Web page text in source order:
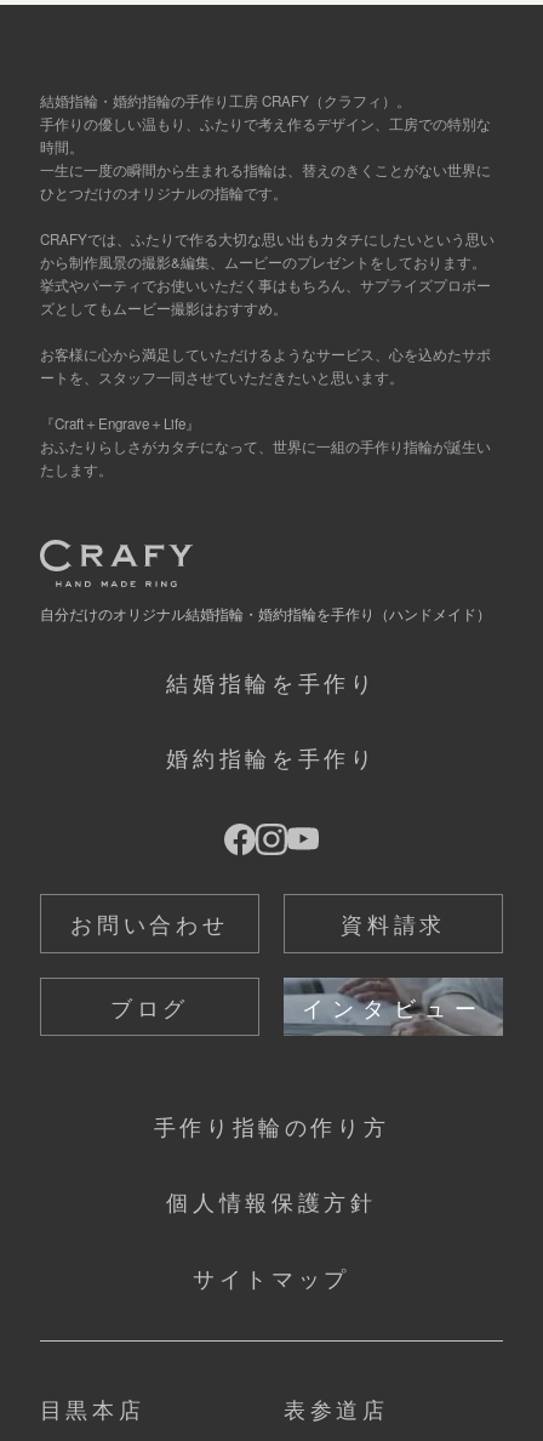
結婚指輪・婚約指輪の手作り工房 CRAFY（クラフィ）。
手作りの優しい温もり、ふたりで考え作るデザイン、工房での特別な
時間。
一生に一度の瞬間から生まれる指輪は、替えのきくことがない世界に
ひとつだけのオリジナルの指輪です。
CRAFYでは、ふたりで作る大切な思い出もカタチにしたいという思い
から制作風景の撮影&編集、ムービーのプレゼントをしております。
挙式やパーティでお使いいただく事はもちろん、サプライズプロポー
ズとしてもムービー撮影はおすすめ。
お客様に心から満足していただけるようなサービス、心を込めたサポ
ートを、スタッフ一同させていただきたいと思います。
『Craft＋Engrave＋Life』
おふたりらしさがカタチになって、世界に一組の手作り指輪が誕生い
たします。
自分だけのオリジナル結婚指輪・婚約指輪を手作り （ハンドメイド）
結婚指輪を手作り
婚約指輪を手作り
お問い合わせ 資料請求
ブログ インタビュー
手作り指輪の作り方
個人情報保護方針
サイトマップ
目黒本店 表参道店